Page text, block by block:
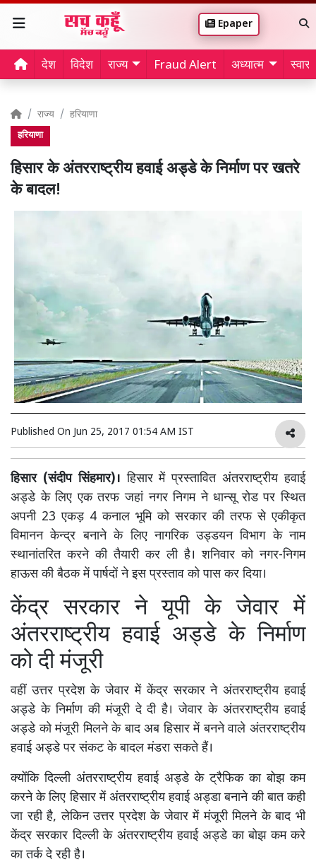
Epaper
देश विदेश राज्य Fraud Alert अध्यात्म
राज्य हरियाणा
हरियाणा
हिसार के अंतरराष्ट्रीय हवाई अड्डे के निर्माण पर खतरे
के बादल!
Published On Jun 25, 2017 01:54 AM IST
हिसार (संदीप सिंहमार)। हिसार में प्रस्तावित अंतरराष्ट्रीय हवाई
अड्डे के लिए एक तरफ जहां नगर निगम ने धान्सू रोड पर स्थित
अपनी 23 एकड़ 4 कनाल भूमि को सरकार की तरफ से एकीकृत
विमानन केन्द्र बनाने के लिए नागरिक उड्डयन विभाग के नाम
स्थानांतरित करने की तैयारी कर ली है। शनिवार को नगर-निगम
हाऊस की बैठक में पार्षदों ने इस प्रस्ताव को पास कर दिया।
केंद्र सरकार ने यूपी के जेवार में
अंतरराष्ट्रीय हवाई अड्डे के निर्माण
को दी मंजूरी
वहीं उत्तर प्रदेश के जेवार में केंद्र सरकार ने अंतरराष्ट्रीय हवाई
अड्डे के निर्माण की मंजूरी दे दी है। जेवार के अंतरराष्ट्रीय हवाई
अड्डे को मंजूरी मिलने के बाद अब हिसार में बनने वाले अंतरराष्ट्रीय
हवाई अड्डे पर संकट के बादल मंडरा सकते हैं।
क्योंकि दिल्ली अंतरराष्ट्रीय हवाई अड्डे के ट्रैफिक का बोझ कम
करने के लिए हिसार में अंतरराष्ट्रीय हवाई अड्डा बनाने की बात कही
जा रही है, लेकिन उत्तर प्रदेश के जेवार में मंजूरी मिलने के बाद भी
केंद्र सरकार दिल्ली के अंतरराष्ट्रीय हवाई अड्डे का बोझ कम करे
का तर्क दे रही है।